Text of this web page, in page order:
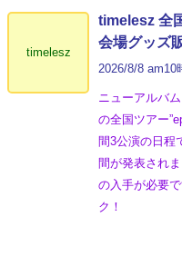
timelesz
timelesz 全
会場グッズ
2026/8/8 am10
ニューアルバ
の全国ツアー
間3公演の日程
間が発表され
の入手が必要
ク！